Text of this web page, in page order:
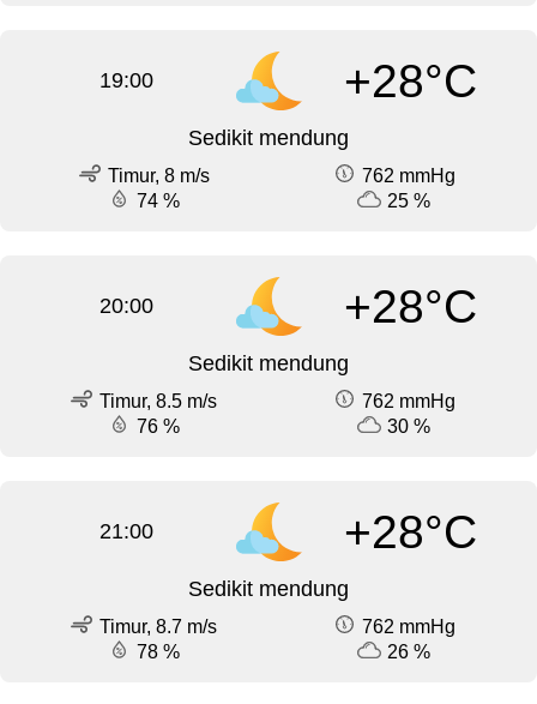
19:00 +28°C
Sedikit mendung
Timur, 8 m/s
762 mmHg
74 %
25 %
20:00 +28°C
Sedikit mendung
Timur, 8.5 m/s
762 mmHg
76 %
30 %
21:00 +28°C
Sedikit mendung
Timur, 8.7 m/s
762 mmHg
78 %
26 %